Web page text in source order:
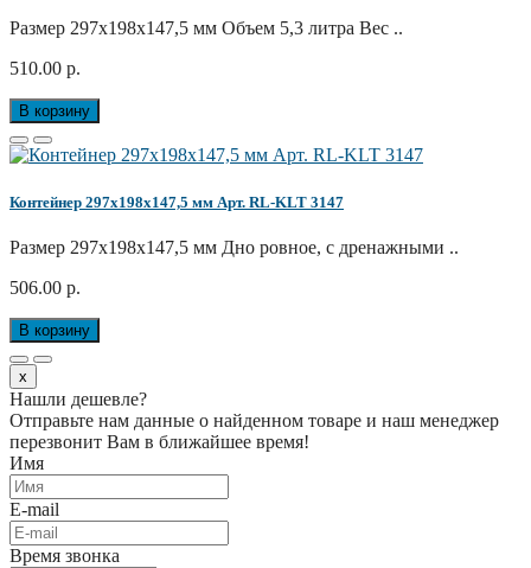
Размер 297х198х147,5 мм Объем 5,3 литра Вес ..
510.00 р.
В корзину
Контейнер 297х198х147,5 мм Арт. RL-KLT 3147
Размер 297х198х147,5 мм Дно ровное, с дренажными ..
506.00 р.
В корзину
x
Нашли дешевле?
Отправьте нам данные о найденном товаре и наш менеджер
перезвонит Вам в ближайшее время!
Имя
E-mail
Время звонка